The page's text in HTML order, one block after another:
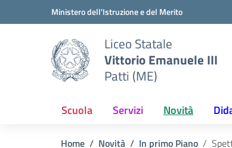
Vai ai contenuti
Vai al menu di navigazioneMinistero dell'Istruzione e del Merito
Liceo Statale
Vittorio Emanuele III
Patti (ME)
Scuola Servizi Novità
Home Novità In primo Piano